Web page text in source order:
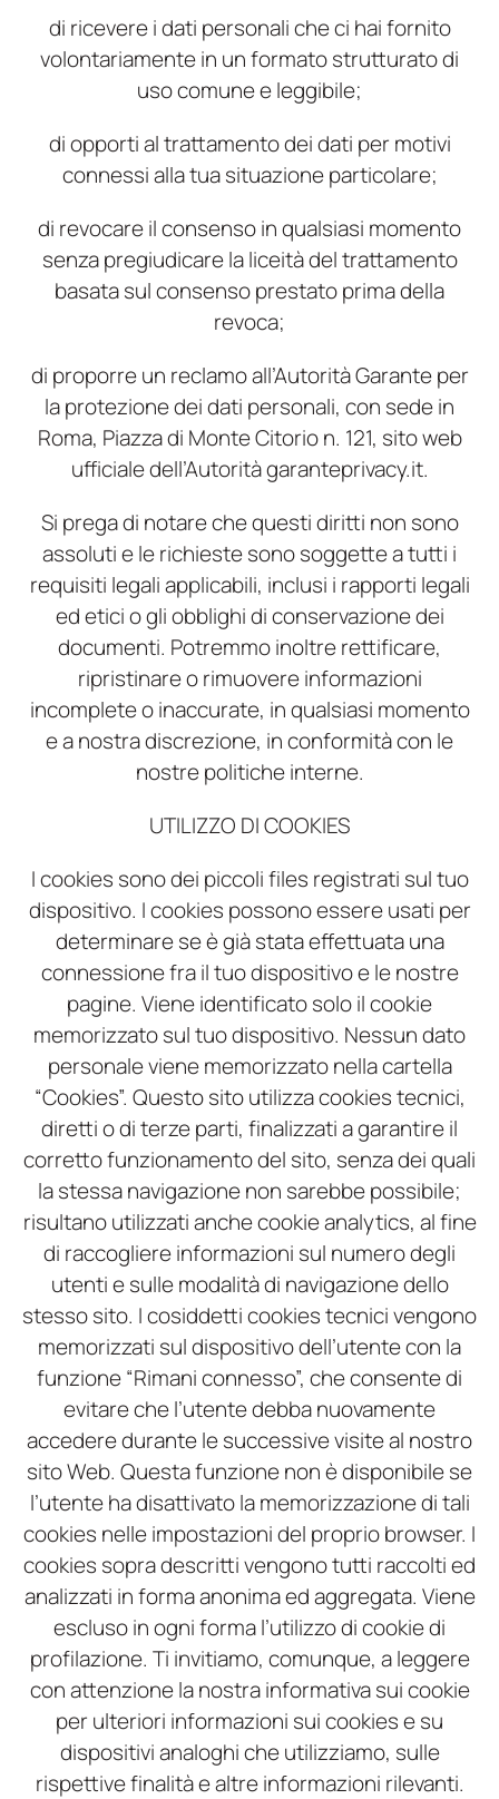
di ricevere i dati personali che ci hai fornito
volontariamente in un formato strutturato di
uso comune e leggibile;
di opporti al trattamento dei dati per motivi
connessi alla tua situazione particolare;
di revocare il consenso in qualsiasi momento
senza pregiudicare la liceità del trattamento
basata sul consenso prestato prima della
revoca;
di proporre un reclamo all’Autorità Garante per
la protezione dei dati personali, con sede in
Roma, Piazza di Monte Citorio n. 121, sito web
ufficiale dell’Autorità garanteprivacy.it.
Si prega di notare che questi diritti non sono
assoluti e le richieste sono soggette a tutti i
requisiti legali applicabili, inclusi i rapporti legali
ed etici o gli obblighi di conservazione dei
documenti. Potremmo inoltre rettificare,
ripristinare o rimuovere informazioni
incomplete o inaccurate, in qualsiasi momento
e a nostra discrezione, in conformità con le
nostre politiche interne.
UTILIZZO DI COOKIES
I cookies sono dei piccoli files registrati sul tuo
dispositivo. I cookies possono essere usati per
determinare se è già stata effettuata una
connessione fra il tuo dispositivo e le nostre
pagine. Viene identificato solo il cookie
memorizzato sul tuo dispositivo. Nessun dato
personale viene memorizzato nella cartella
“Cookies”. Questo sito utilizza cookies tecnici,
diretti o di terze parti, finalizzati a garantire il
corretto funzionamento del sito, senza dei quali
la stessa navigazione non sarebbe possibile;
risultano utilizzati anche cookie analytics, al fine
di raccogliere informazioni sul numero degli
utenti e sulle modalità di navigazione dello
stesso sito. I cosiddetti cookies tecnici vengono
memorizzati sul dispositivo dell’utente con la
funzione “Rimani connesso”, che consente di
evitare che l’utente debba nuovamente
accedere durante le successive visite al nostro
sito Web. Questa funzione non è disponibile se
l’utente ha disattivato la memorizzazione di tali
cookies nelle impostazioni del proprio browser. I
cookies sopra descritti vengono tutti raccolti ed
analizzati in forma anonima ed aggregata. Viene
escluso in ogni forma l’utilizzo di cookie di
profilazione. Ti invitiamo, comunque, a leggere
con attenzione la nostra informativa sui cookie
per ulteriori informazioni sui cookies e su
dispositivi analoghi che utilizziamo, sulle
rispettive finalità e altre informazioni rilevanti.